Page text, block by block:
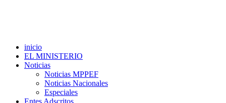
inicio
EL MINISTERIO
Noticias
Noticias MPPEF
Noticias Nacionales
Especiales
Entes Adscritos